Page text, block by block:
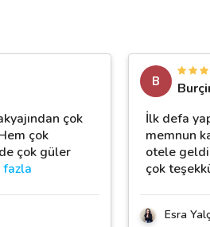
çok
çok
çok güler
fazla
B
İlk defa
memnun
otele geldi
çok
Esra